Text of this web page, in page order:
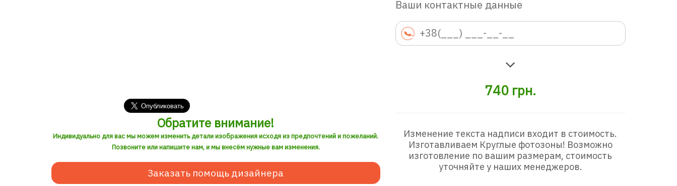
Обратите внимание!
Индивидуально для вас мы можем изменить детали изображения исходя из предпочтений и пожеланий.
Позвоните или напишите нам, и мы внесём нужные вам изменения.
Заказать помощь дизайнера
Ваши контактные данные
740 грн.
Изменение текста надписи входит в стоимость.
Изготавливаем Круглые фотозоны! Возможно
изготовление по вашим размерам, стоимость
уточняйте у наших менеджеров.